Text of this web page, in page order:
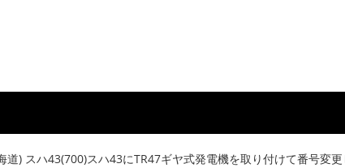
) スハ43(700)スハ43にTR47ギヤ式発電機を取り付けて番号変更